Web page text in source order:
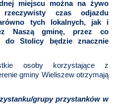
miejscu można na żywo
czas odjazdu
tych lokalnych, jak i
Naszą gminę, przez co
do Stolicy będzie znacznie
osoby korzystające z
gminy Wieliszew otrzymają
grupy przystanków w